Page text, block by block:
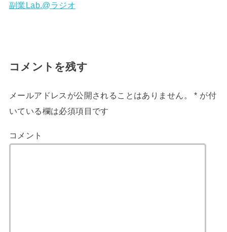
副業Lab.@ラジオ
コメントを残す
メールアドレスが公開されることはありません。 * が付
いている欄は必須項目です
コメント